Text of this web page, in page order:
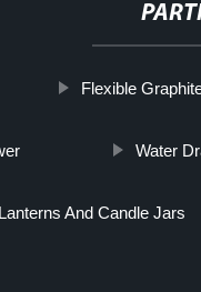
Flexible
Water
Lanterns And Candle Jars